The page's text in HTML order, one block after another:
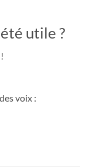
utile ?
voix :